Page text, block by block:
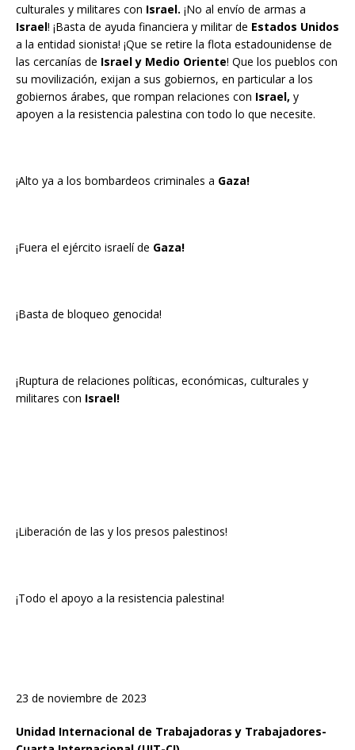
culturales y militares con Israel. ¡No al envío de armas a
Israel! ¡Basta de ayuda financiera y militar de Estados Unidos
a la entidad sionista! ¡Que se retire la flota estadounidense de
las cercanías de Israel y Medio Oriente! Que los pueblos con
su movilización, exijan a sus gobiernos, en particular a los
gobiernos árabes, que rompan relaciones con Israel, y
apoyen a la resistencia palestina con todo lo que necesite.
¡Alto ya a los bombardeos criminales a Gaza!
¡Fuera el ejército israelí de Gaza!
¡Basta de bloqueo genocida!
¡Ruptura de relaciones políticas, económicas, culturales y
militares con Israel!
¡Liberación de las y los presos palestinos!
¡Todo el apoyo a la resistencia palestina!
23 de noviembre de 2023
Unidad Internacional de Trabajadoras y Trabajadores-